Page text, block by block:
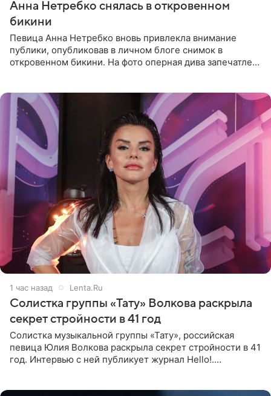
Анна Нетребко снялась в откровенном
бикини
Певица Анна Нетребко вновь привлекла внимание
публики, опубликовав в личном блоге снимок в
откровенном бикини. На фото оперная дива запечатлена
1 час назад Lenta.Ru
Солистка группы «Тату» Волкова раскрыла
секрет стройности в 41 год
Солистка музыкальной группы «Тату», российская
певица Юлия Волкова раскрыла секрет стройности в 41
год. Интервью с ней публикует журнал Hello!.